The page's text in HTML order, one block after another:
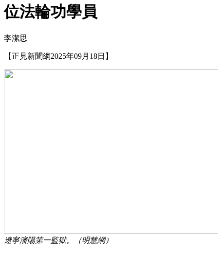
位法輪功學員
李潔思
【正見新聞網2025年09月18日】
遼寧瀋陽第一監獄。（明慧網）